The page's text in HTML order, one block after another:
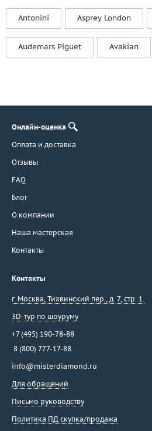
Magerit
Marco Bicego
Marina Bulgari
Mario Panelli
Messika
Montblanc
Mouawad
Penta Preziosi
Piaget
Picchiotti
Piero Milano
Pomellato
Raima
Roberto Bravo
Roberto Coin
Antonini Asprey London
Audemars Piguet Avakian
Онлайн-оценка
Оплата и доставка
Отзывы
FAQ
Блог
О компании
Наша мастерская
Контакты
Контакты
г. Москва Тихвинский пер., д. 7, стр. 1.
3D-тур по шоуруму
+7 (495) 190-78-88
8 (800) 777-17-88
info@misterdiamond.ru
Для обращений
Письмо руководству
Политика ПД скупка/продажа